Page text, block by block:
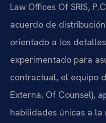
Law Offices Of SRIS,
acuerdo de
orientado a los
experimentado para
contractual, el equipo
Externa, Of Counsel),
habilidades únicas a